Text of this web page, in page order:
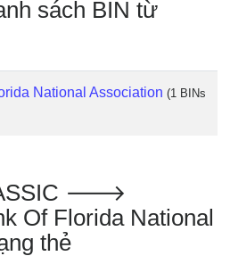
sách BIN từ
National Association (1 BINs
🡒
Of Florida National
thẻ